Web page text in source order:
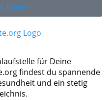
finden
für Deine
findest du spannende
und ein stetig